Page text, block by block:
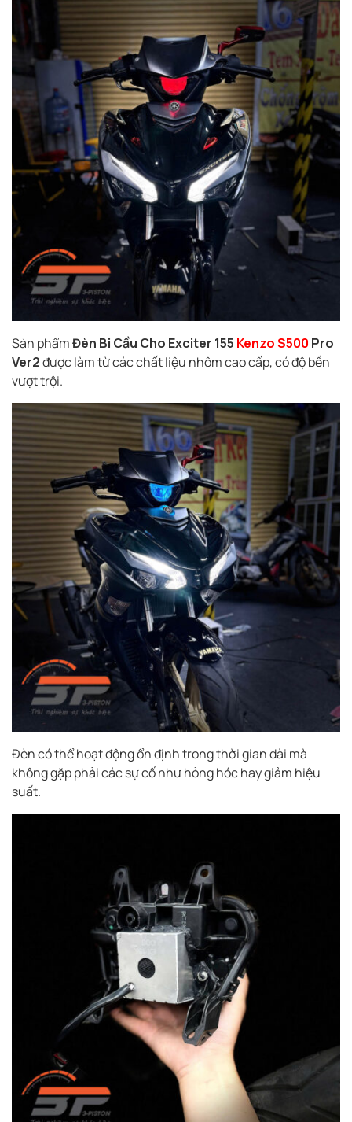
Sản phẩmĐèn Bi Cầu Cho Exciter 155 Kenzo S500 Pro
Ver2được làm từ các chất liệu nhôm cao cấp, có độ bền
vượt trội.
Đèn có thể hoạt động ổn định trong thời gian dài mà
không gặp phải các sự cố như hỏng hóc hay giảm hiệu
suất.